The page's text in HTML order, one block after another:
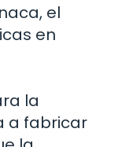
el
en
la
a fabricar